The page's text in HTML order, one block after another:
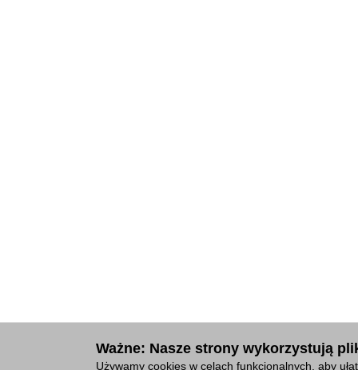
Ważne: Nasze strony wykorzystują
Używamy cookies w celach funkcjonalnych, aby